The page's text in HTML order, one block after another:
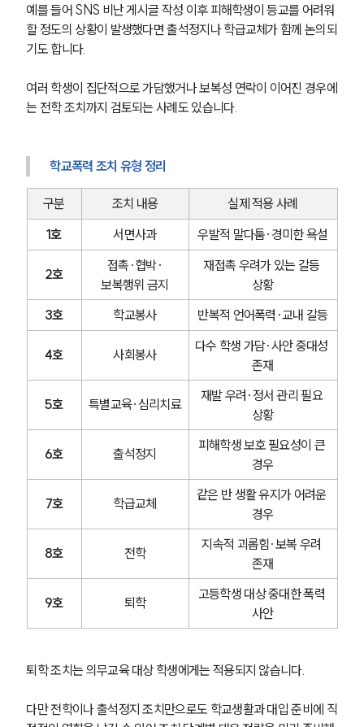
예를 들어 SNS 비난 게시글 작성 이후 피해학생이 등교를 어려워
할 정도의 상황이 발생했다면 출석정지나 학급교체가 함께 논의되
기도 합니다.
여러 학생이 집단적으로 가담했거나 보복성 연락이 이어진 경우에
는 전학 조치까지 검토되는 사례도 있습니다.
학교폭력 조치 유형 정리
구분 조치 내용
실제 적용 사례
1호
서면사과 우발적 말다툼·경미한 욕설
2호
접촉·협박·
보복행위 금지
재접촉 우려가 있는 갈등
상황
3호
학교봉사 반복적 언어폭력·교내 갈등
4호 사회봉사
다수 학생 가담·사안 중대성
존재
5호 특별교육·심리치료
재발 우려·정서 관리 필요
상황
6호 출석정지
피해학생 보호 필요성이 큰
경우
7호 학급교체
같은 반 생활 유지가 어려운
경우
8호 전학
지속적 괴롭힘·보복 우려
존재
9호 퇴학
고등학생 대상 중대한 폭력
사안
퇴학 조치는 의무교육 대상 학생에게는 적용되지 않습니다.
다만 전학이나 출석정지 조치만으로도 학교생활과 대입 준비에 직